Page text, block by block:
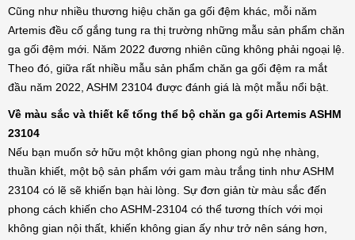
Cũng như nhiều thương hiệu chăn ga gối đệm khác, mỗi năm
Artemis đều cố gắng tung ra thị trường những mẫu sản phẩm chăn
ga gối đệm mới. Năm 2022 đương nhiên cũng không phải ngoại lệ.
Theo đó, giữa rất nhiều mẫu sản phẩm chăn ga gối đệm ra mắt
đầu năm 2022, ASHM 23104 được đánh giá là một mẫu nổi bật.
Về màu sắc và thiết kế tổng thể bộ chăn ga gối Artemis ASHM
23104
Nếu bạn muốn sở hữu một không gian phong ngủ nhẹ nhàng,
thuần khiết, một bộ sản phẩm với gam màu trắng tinh như ASHM
23104 có lẽ sẽ khiến bạn hài lòng. Sự đơn giản từ màu sắc đến
phong cách khiến cho ASHM-23104 có thể tương thích với mọi
không gian nội thất, khiến không gian ấy như trở nên sáng hơn,